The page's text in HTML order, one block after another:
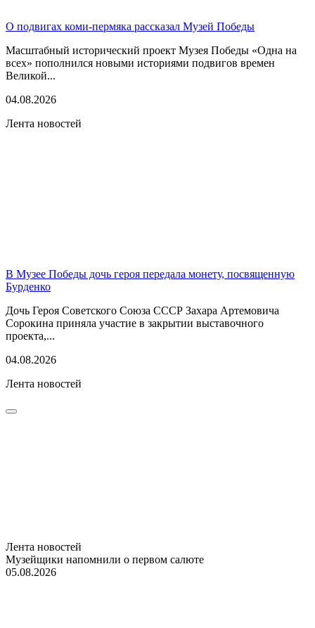
О подвигах коми-пермяка рассказал Музей Победы
Масштабный исторический проект Музея Победы «Одна на
всех» пополнился новыми историями подвигов времен
Великой...
04.08.2026
Лента новостей
В Музее Победы дочь героя передала монету, посвященную
Бурденко
Дочь Героя Советского Союза СССР Захара Артемовича
Сорокина приняла участие в закрытии выставочного
проекта,...
04.08.2026
Лента новостей
Лента новостей
Музейщики напомнили о первом салюте
05.08.2026